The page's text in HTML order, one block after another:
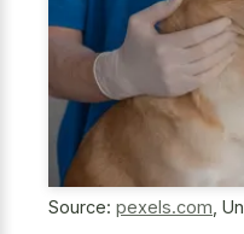
Source: pexels.com